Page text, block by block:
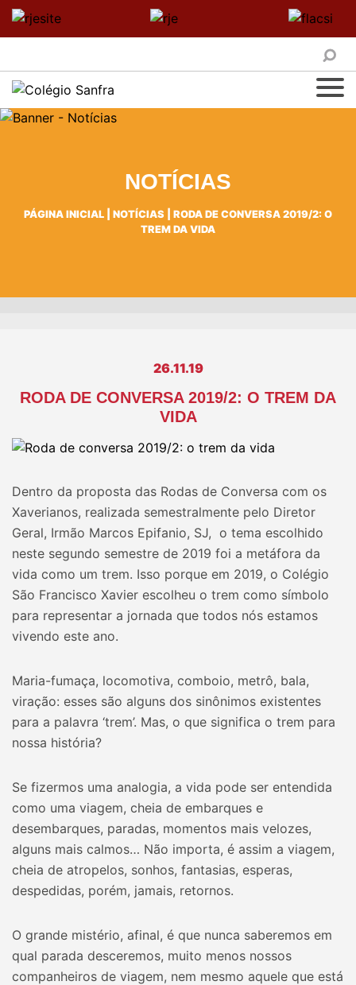
NOTÍCIAS
PÁGINA INICIAL NOTÍCIAS
RODA DE CONVERSA 2019/2: O
TREM DA VIDA
26.11.19
RODA DE CONVERSA 2019/2: O TREM DA
VIDA
Dentro da proposta das Rodas de Conversa com os
Xaverianos, realizada semestralmente pelo Diretor
Geral, Irmão Marcos Epifanio, SJ, o tema escolhido
neste segundo semestre de 2019 foi a metáfora da
vida como um trem. Isso porque em 2019, o Colégio
São Francisco Xavier escolheu o trem como símbolo
para representar a jornada que todos nós estamos
vivendo este ano.
Maria-fumaça, locomotiva, comboio, metrô, bala,
viração: esses são alguns dos sinônimos existentes
para a palavra ‘trem’. Mas, o que significa o trem para
nossa história?
Se fizermos uma analogia, a vida pode ser entendida
como uma viagem, cheia de embarques e
desembarques, paradas, momentos mais velozes,
alguns mais calmos… Não importa, é assim a viagem,
cheia de atropelos, sonhos, fantasias, esperas,
despedidas, porém, jamais, retornos.
O grande mistério, afinal, é que nunca saberemos em
qual parada desceremos, muito menos nossos
companheiros de viagem, nem mesmo aquele que está